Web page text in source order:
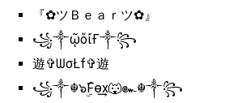
『✿ツＢｅａｒツ✿』
꧁༒ῷὅἴҒ༒꧂
遊✞ᗯσŁf✞遊
꧁༒☬๖ۣۜFѳ͢x🐺๛☬༒꧂